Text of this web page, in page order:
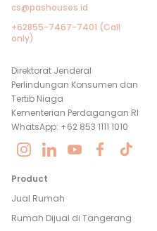
cs@pashouses.id
+62855-7467-7401 (Call
only)
Direktorat Jenderal
Perlindungan Konsumen dan
Tertib Niaga
Kementerian Perdagangan RI
WhatsApp: +62 853 1111 1010
Product
Jual Rumah
Rumah Dijual di Tangerang